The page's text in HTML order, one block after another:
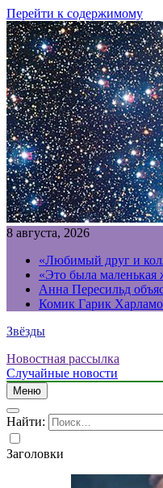
Перейти к содержимому
8 августа, 2026
«Любимый друг и
«Это была маленькая
Анна Пересильд
Комик Гарик
Звёзды
Новостная рассылка
Случайные новости
Меню
Найти:
Заголовки